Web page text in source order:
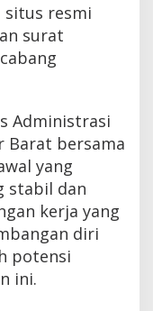
situs resmi
surat
Administrasi
Barat bersama
yang
stabil dan
kerja yang
diri
potensi
ini.